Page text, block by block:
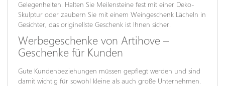
Gelegenheiten. Halten Sie Meilensteine fest mit einer Deko-
Skulptur oder zaubern Sie mit einem Weingeschenk Lächeln in
Gesichter, das originellste Geschenk ist Ihnen sicher.
Werbegeschenke von Artihove –
Geschenke für Kunden
Gute Kundenbeziehungen müssen gepflegt werden und sind
damit wichtig für sowohl kleine als auch große Unternehmen.